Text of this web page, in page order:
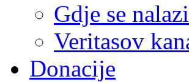
Gdje se
Veritasov
Donacije